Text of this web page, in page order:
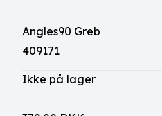
Angles90 Greb
409171
Ikke på lager